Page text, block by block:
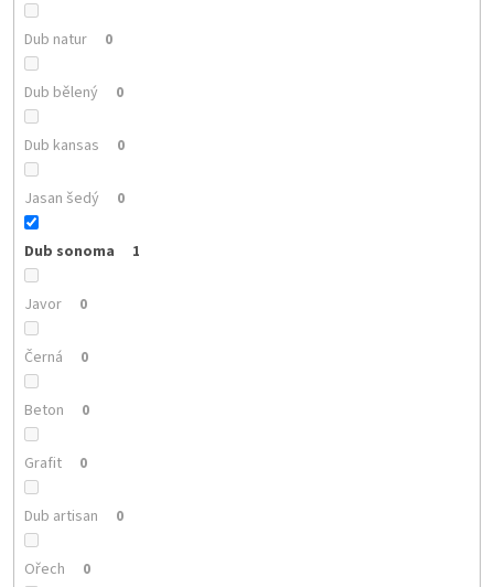
Dub natur 0
Dub bělený 0
Dub kansas 0
Jasan šedý 0
Dub sonoma 1
Javor 0
Černá 0
Beton 0
Grafit 0
Dub artisan 0
Ořech 0